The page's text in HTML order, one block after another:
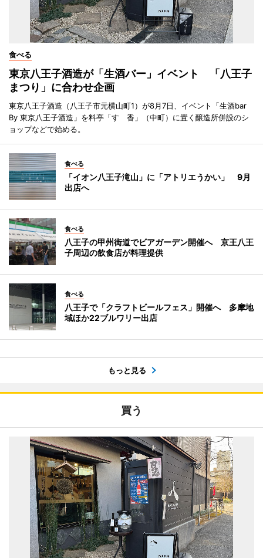
食べる
東京八王子酒造が「生酒バー」イベント 「八王子
まつり」に合わせ企画
東京八王子酒造（八王子市元横山町1）が8月7日、イベント「生酒bar
By 東京八王子酒造」を料亭「すゞ香」（中町）に置く醸造所併設のシ
ョップなどで始める。
食べる
「イオン八王子滝山」に「アトリエうかい」 9月
出店へ
食べる
八王子の甲州街道でビアガーデン開催へ 京王八王
子周辺の飲食店が料理提供
食べる
八王子で「クラフトビールフェス」開催へ 多摩地
域ほか22ブルワリー出店
もっと見る
買う